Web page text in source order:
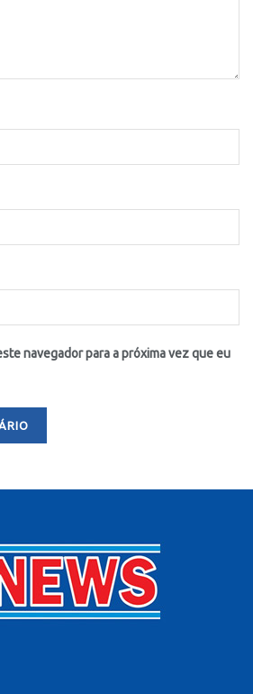
navegador para a próxima vez que eu